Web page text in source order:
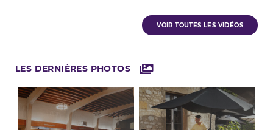
VOIR TOUTES LES VIDÉOS
LES DERNIÈRES PHOTOS